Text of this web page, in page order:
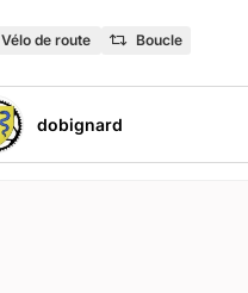
Vélo de route Boucle
dobignard